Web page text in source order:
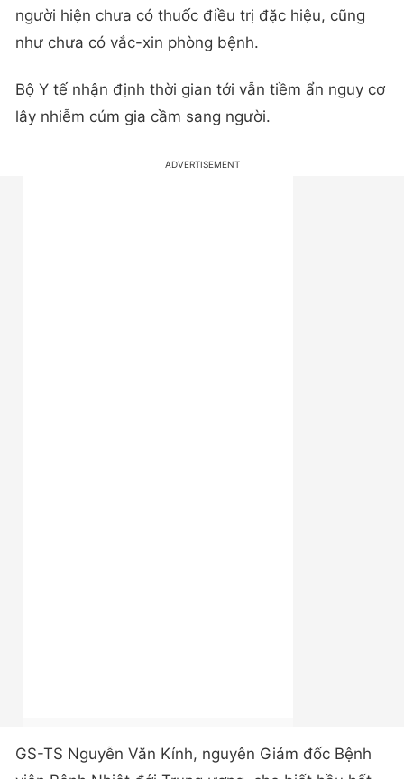
người hiện chưa có thuốc điều trị đặc hiệu, cũng
như chưa có vắc-xin phòng bệnh.
Bộ Y tế nhận định thời gian tới vẫn tiềm ẩn nguy cơ
lây nhiễm cúm gia cầm sang người.
GS-TS Nguyễn Văn Kính, nguyên Giám đốc Bệnh